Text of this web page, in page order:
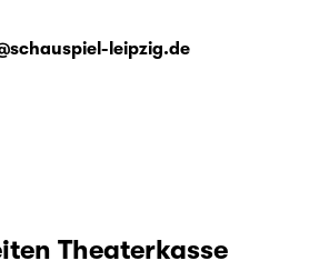
leipzig.de
Theaterkasse